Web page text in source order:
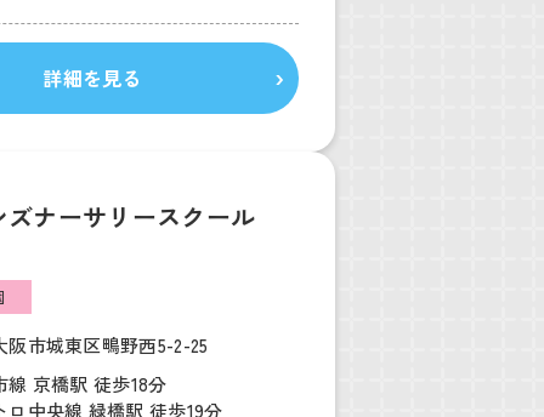
詳細を見る
ズナーサリースクール
阪市城東区鴫野西5-2-25
線 京橋駅 徒歩18分
ロ中央線 緑橋駅 徒歩19分